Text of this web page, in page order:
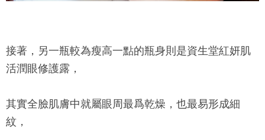
接著，另一瓶較為瘦高一點的瓶身則是資生堂紅妍肌
活潤眼修護露，
其實全臉肌膚中就屬眼周最爲乾燥，也最易形成細
紋，